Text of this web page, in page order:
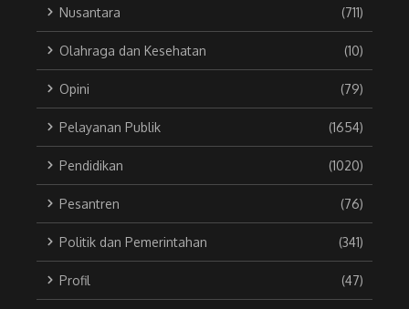
Nusantara (711)
Olahraga dan Kesehatan (10)
Opini (79)
Pelayanan Publik (1654)
Pendidikan (1020)
Pesantren (76)
Politik dan Pemerintahan (341)
Profil (47)